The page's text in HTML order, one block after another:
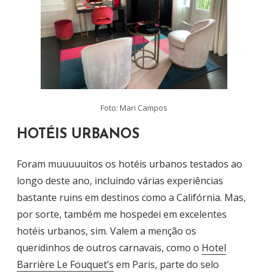
Foto: Mari Campos
HOTÉIS URBANOS
Foram muuuuuitos os hotéis urbanos testados ao
longo deste ano, incluindo várias experiências
bastante ruins em destinos como a Califórnia. Mas,
por sorte, também me hospedei em excelentes
hotéis urbanos, sim. Valem a menção os
queridinhos de outros carnavais, como o Hotel
Barrière Le Fouquet’s em Paris, parte do selo